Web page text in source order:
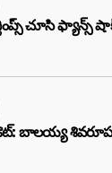
చూసి ఫ్యాన్స్
బాలయ్య